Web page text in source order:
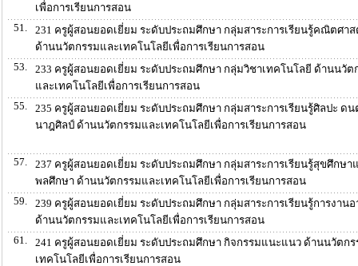
เพื่อการเรียนการสอน
51.
231 ครูผู้สอนยอดเยี่ยม ระดับประถมศึกษา กลุ่มสาระการเรียนรู้คณิตศาส
ด้านนวัตกรรมและเทคโนโลยีเพื่อการเรียนการสอน
53.
233 ครูผู้สอนยอดเยี่ยม ระดับประถมศึกษา กลุ่มวิชาเทคโนโลยี ด้านนวัต
และเทคโนโลยีเพื่อการเรียนการสอน
55.
235 ครูผู้สอนยอดเยี่ยม ระดับประถมศึกษา กลุ่มสาระการเรียนรู้ศิลปะ ดน
นาฎศิลป์ ด้านนวัตกรรมและเทคโนโลยีเพื่อการเรียนการสอน
57.
237 ครูผู้สอนยอดเยี่ยม ระดับประถมศึกษา กลุ่มสาระการเรียนรู้สุขศึกษา
พลศึกษา ด้านนวัตกรรมและเทคโนโลยีเพื่อการเรียนการสอน
59.
239 ครูผู้สอนยอดเยี่ยม ระดับประถมศึกษา กลุ่มสาระการเรียนรู้การงาน
ด้านนวัตกรรมและเทคโนโลยีเพื่อการเรียนการสอน
61.
241 ครูผู้สอนยอดเยี่ยม ระดับประถมศึกษา กิจกรรมแนะแนว ด้านนวัตก
เทคโนโลยีเพื่อการเรียนการสอน